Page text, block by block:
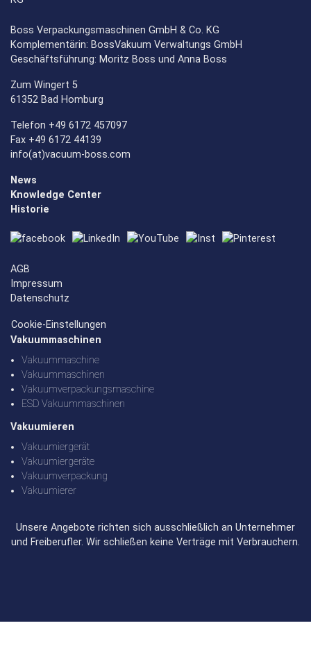
Boss Verpackungsmaschinen GmbH & Co. KG
Komplementärin: BossVakuum Verwaltungs GmbH
Geschäftsführung: Moritz Boss und Anna Boss
Zum Wingert 5
61352 Bad Homburg
Telefon +49 6172 457097
Fax +49 6172 44139
info(at)vacuum-boss.com
News
Knowledge Center
Historie
AGB
Impressum
Datenschutz
Cookie-Einstellungen
Vakuummaschinen
Vakuummaschine
Vakuummaschinen
Vakuumverpackungsmaschine
ESD Vakuummaschinen
Vakuumieren
Vakuumiergerät
Vakuumiergeräte
Vakuumverpackung
Vakuumierer
Unsere Angebote richten sich ausschließlich an Unternehmer
und Freiberufler. Wir schließen keine Verträge mit Verbrauchern.